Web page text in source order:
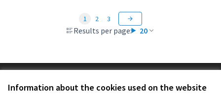
Information about the cookies used on the website
Results per page: 20
1 2 3
Cookie settings